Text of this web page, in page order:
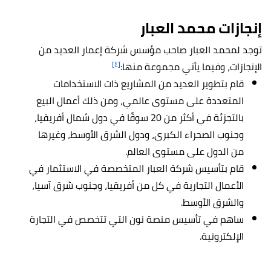
إنجازات محمد العبار
توجد لمحمد العبار صاحب مؤسس شركة إعمار العديد من
الإنجازات، وفيما يأتي مجموعة منها:[٤]
قام بتطوير العديد من المشاريع ذات الاستخدامات
المتعددة على مستوى عالمي، ومن ذلك أعمال البيع
بالتجزئة في أكثر من 20 سوقًا في دول شمال أفريقيا،
وجنوب الصحراء الكبرى، ودول الشرق الأوسط، وغيرها
من الدول على مستوى العالم.
قام بتأسيس شركة العبار المتخصصة في الاستثمار في
الأعمال التجارية في كل من أفريقيا، وجنوب شرق آسيا،
والشرق الأوسط.
ساهم في تأسيس منصة نون التي تتخصص في التجارة
الإلكترونية.